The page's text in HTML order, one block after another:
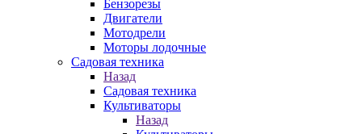
Бензорезы
Двигатели
Мотодрели
Моторы лодочные
Садовая техника
Назад
Садовая техника
Культиваторы
Назад